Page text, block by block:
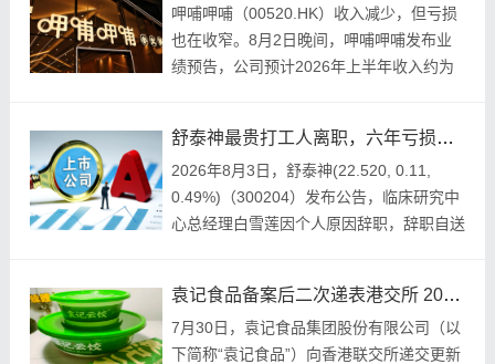
呷哺呷哺（00520.HK）收入减少，但亏损
也在收窄。8月2日晚间，呷哺呷哺发布业
绩预告，公司预计2026年上半年收入约为
舒泰神最贵打工人离职，六年亏损超10亿，20年再迎创新药能否解困局？
2026年8月3日，舒泰神(22.520, 0.11,
0.49%)（300204）发布公告，临床研究中
心总经理白雪莲因个人原因辞职，辞职自送
袁记食品备案后二次递表港交所 2025年GMV66亿元
7月30日，袁记食品集团股份有限公司（以
下简称“袁记食品”）向香港联交所递交更新